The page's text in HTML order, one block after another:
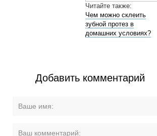
Читайте также:
Чем можно склеить
зубной протез в
домашних условиях?
Добавить комментарий